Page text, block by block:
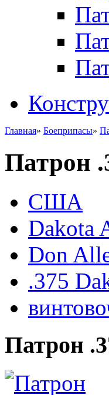
Главная» Боеприпасы»
Патрон
США
Dakota
Don
.375
Патрон